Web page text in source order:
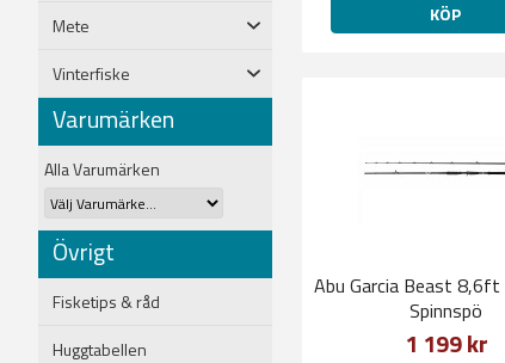
Mete
Vinterfiske
Varumärken
Alla Varumärken
Övrigt
Fisketips & råd
Huggtabellen
KÖP
Abu Garcia Beast
Spinnspö
1 199 kr